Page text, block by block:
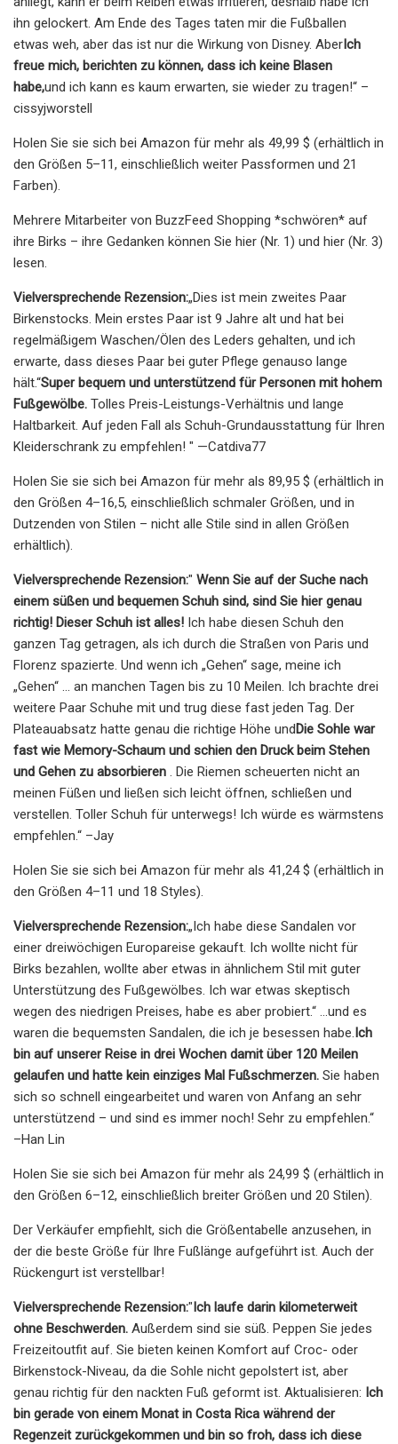
ihn gelockert. Am Ende des Tages taten mir die Fußballen
etwas weh, aber das ist nur die Wirkung von Disney. AberIch
freue mich, berichten zu können, dass ich keine Blasen
habe,und ich kann es kaum erwarten, sie wieder zu tragen!“ –
cissyjworstell
Holen Sie sie sich bei Amazon für mehr als 49,99 $ (erhältlich in
den Größen 5–11, einschließlich weiter Passformen und 21
Farben).
Mehrere Mitarbeiter von BuzzFeed Shopping *schwören* auf
ihre Birks – ihre Gedanken können Sie hier (Nr. 1) und hier (Nr. 3)
lesen.
Vielversprechende Rezension:„Dies ist mein zweites Paar
Birkenstocks. Mein erstes Paar ist 9 Jahre alt und hat bei
regelmäßigem Waschen/Ölen des Leders gehalten, und ich
erwarte, dass dieses Paar bei guter Pflege genauso lange
hält.“Super bequem und unterstützend für Personen mit hohem
Fußgewölbe. Tolles Preis-Leistungs-Verhältnis und lange
Haltbarkeit. Auf jeden Fall als Schuh-Grundausstattung für Ihren
Kleiderschrank zu empfehlen! " —Catdiva77
Holen Sie sie sich bei Amazon für mehr als 89,95 $ (erhältlich in
den Größen 4–16,5, einschließlich schmaler Größen, und in
Dutzenden von Stilen – nicht alle Stile sind in allen Größen
erhältlich).
Vielversprechende Rezension:" Wenn Sie auf der Suche nach
einem süßen und bequemen Schuh sind, sind Sie hier genau
richtig! Dieser Schuh ist alles! Ich habe diesen Schuh den
ganzen Tag getragen, als ich durch die Straßen von Paris und
Florenz spazierte. Und wenn ich „Gehen“ sage, meine ich
„Gehen“ ... an manchen Tagen bis zu 10 Meilen. Ich brachte drei
weitere Paar Schuhe mit und trug diese fast jeden Tag. Der
Plateauabsatz hatte genau die richtige Höhe undDie Sohle war
fast wie Memory-Schaum und schien den Druck beim Stehen
und Gehen zu absorbieren . Die Riemen scheuerten nicht an
meinen Füßen und ließen sich leicht öffnen, schließen und
verstellen. Toller Schuh für unterwegs! Ich würde es wärmstens
empfehlen.“ –Jay
Holen Sie sie sich bei Amazon für mehr als 41,24 $ (erhältlich in
den Größen 4–11 und 18 Styles).
Vielversprechende Rezension:„Ich habe diese Sandalen vor
einer dreiwöchigen Europareise gekauft. Ich wollte nicht für
Birks bezahlen, wollte aber etwas in ähnlichem Stil mit guter
Unterstützung des Fußgewölbes. Ich war etwas skeptisch
wegen des niedrigen Preises, habe es aber probiert.“ ...und es
waren die bequemsten Sandalen, die ich je besessen habe.Ich
bin auf unserer Reise in drei Wochen damit über 120 Meilen
gelaufen und hatte kein einziges Mal Fußschmerzen. Sie haben
sich so schnell eingearbeitet und waren von Anfang an sehr
unterstützend – und sind es immer noch! Sehr zu empfehlen.“
–Han Lin
Holen Sie sie sich bei Amazon für mehr als 24,99 $ (erhältlich in
den Größen 6–12, einschließlich breiter Größen und 20 Stilen).
Der Verkäufer empfiehlt, sich die Größentabelle anzusehen, in
der die beste Größe für Ihre Fußlänge aufgeführt ist. Auch der
Rückengurt ist verstellbar!
Vielversprechende Rezension:"Ich laufe darin kilometerweit
ohne Beschwerden. Außerdem sind sie süß. Peppen Sie jedes
Freizeitoutfit auf. Sie bieten keinen Komfort auf Croc- oder
Birkenstock-Niveau, da die Sohle nicht gepolstert ist, aber
genau richtig für den nackten Fuß geformt ist. Aktualisieren: Ich
bin gerade von einem Monat in Costa Rica während der
Regenzeit zurückgekommen und bin so froh, dass ich diese